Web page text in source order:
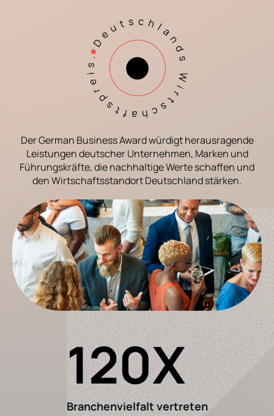
Der German Business Award würdigt herausragende
Leistungen deutscher Unternehmen, Marken und
Führungskräfte, die nachhaltige Werte schaffen und
den Wirtschaftsstandort Deutschland stärken.
120X
Branchenvielfalt vertreten